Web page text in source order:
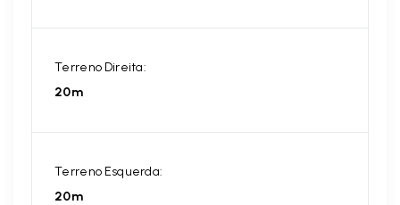
Terreno Direita:
20m
Terreno Esquerda:
20m